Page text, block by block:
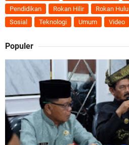
Pendidikan
Rokan Hilir Rokan Hulu
Sosial
Teknologi Umum Video
Populer